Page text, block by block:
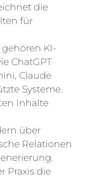
die
für
KI-
ChatGPT
Claude
Systeme.
Inhalte
über
Relationen
Praxis die